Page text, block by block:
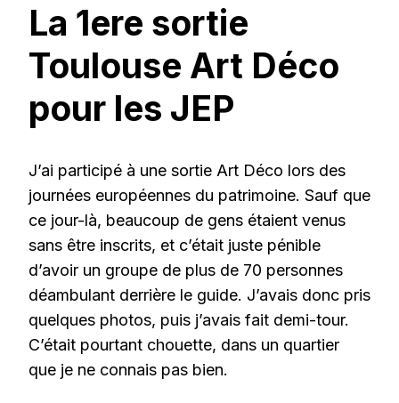
La 1ere sortie
Toulouse Art Déco
pour les JEP
J’ai participé à une sortie Art Déco lors des
journées européennes du patrimoine. Sauf que
ce jour-là, beaucoup de gens étaient venus
sans être inscrits, et c’était juste pénible
d’avoir un groupe de plus de 70 personnes
déambulant derrière le guide. J’avais donc pris
quelques photos, puis j’avais fait demi-tour.
C’était pourtant chouette, dans un quartier
que je ne connais pas bien.